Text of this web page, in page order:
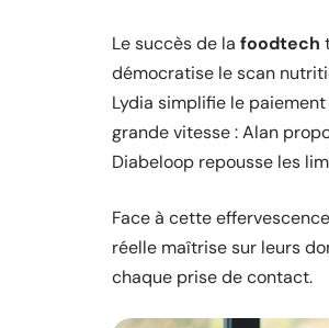
Le succès de la foodtech
démocratise le scan
Lydia simplifie le
grande vitesse : Alan
Diabeloop repousse les
Face à cette
réelle maîtrise sur leurs
chaque prise de contact.